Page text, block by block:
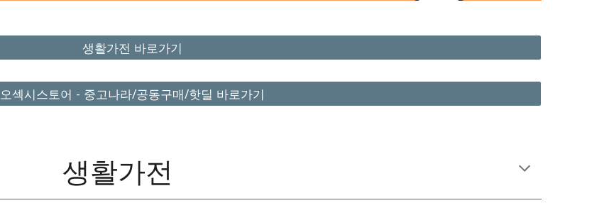
생활가전 바로가기
오섹시스토어 - 중고나라/공동구매/핫딜 바로가기
생활가전